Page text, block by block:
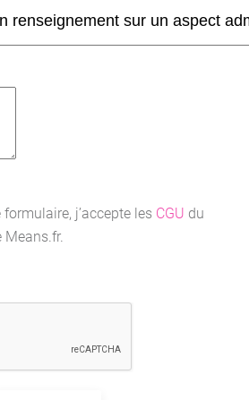
j’accepte les CGU du
Means.fr.